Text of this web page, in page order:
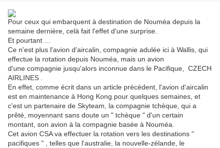
Pour ceux qui embarquent à destination de Nouméa depuis la
semaine dernière, celà fait l'effet d'une surprise.
Et pourtant ...
Ce n'est plus l'avion d'aircalin, compagnie adulée ici à Wallis, qui
effectue la rotation depuis Nouméa, mais un avion
d'une compagnie jusqu'alors inconnue dans le Pacifique, CZECH
AIRLINES .
En effet, comme écrit dans un article précédent, l'avion d'aircalin
est en maintenance à Hong Kong pour quelques semaines, et
c'est un partenaire de Skyteam, la compagnie tchèque, qui a
prêté, moyennant sans doute un " tchèque " d'un certain
montant, son avion à la compagnie basée à Nouméa.
Cet avion CSA va effectuer la rotation vers les destinations "
pacifiques " , telles que l'australie, la nouvelle-zélande, le